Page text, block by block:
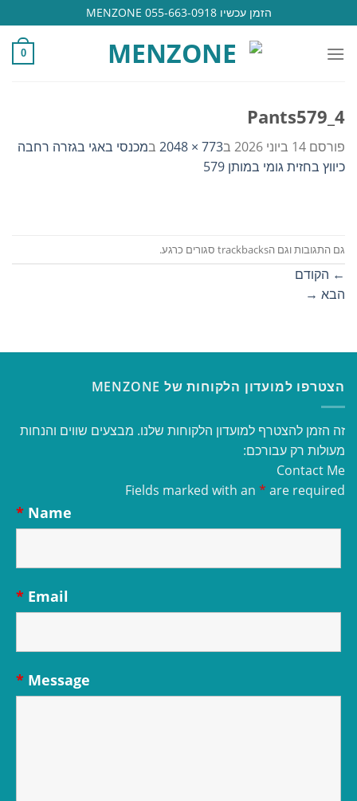
to
content
הזמן עכשיו 055-663-0918 MENZONE
0
Pants579_4
פורסם 14 ביוני 2026 ב773 × 2048 במכנסי באגי בגזרה רחבה
כיווץ בחזית גומי במותן 579
גם התגובות וגם הtrackbacks סגורים כרגע.
← הקודם
הבא →
הצטרפו למועדון הלקוחות של MENZONE
זה הזמן להצטרף למועדון הלקוחות שלנו. מבצעים שווים והנחות
מעולות רק עבורכם:
Contact Me
Fields marked with an * are required
Name
*
Email
*
Message
*